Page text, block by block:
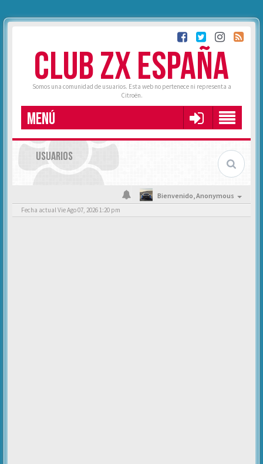
CLUB ZX ESPAÑA
Somos una comunidad de usuarios. Esta web no pertenece ni representa a
Citroën.
MENÚ
USUARIOS
Bienvenido,Anonymous
Fecha actual Vie Ago 07, 2026 1:20 pm